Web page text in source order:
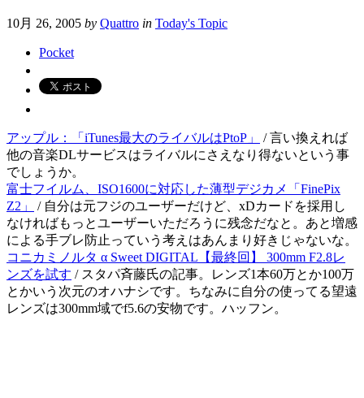
10月 26, 2005 by Quattro in Today's Topic
Pocket
アップル：「iTunes最大のライバルはPtoP」
/ 言い換えれば
他の音楽DLサービスはライバルにさえなり得ないという事
でしょうか。
富士フイルム、ISO1600に対応した薄型デジカメ「FinePix
Z2」
/ 自分は元フジのユーザーだけど、xDカードを採用し
なければもっとユーザーいただろうに残念だなと。あと増感
による手ブレ防止っていう考えはあんまり好きじゃないな。
コニカミノルタ α Sweet DIGITAL【最終回】 300mm F2.8レ
ンズを試す / スタパ斉藤氏の記事。レンズ1本60万とか100万
とかいう次元のオハナシです。ちなみに自分の使ってる望遠
レンズは300mm域でf5.6の安物です。ハッフン。